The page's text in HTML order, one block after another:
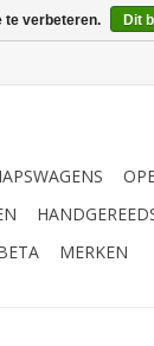
MERKEN
te verbeteren. Dit